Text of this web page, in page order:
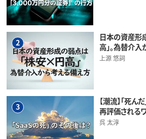
2
日本の資産形
高」。為替介
上源 悠詞
3
【潮流】「死ん
再評価される
呉 太淳